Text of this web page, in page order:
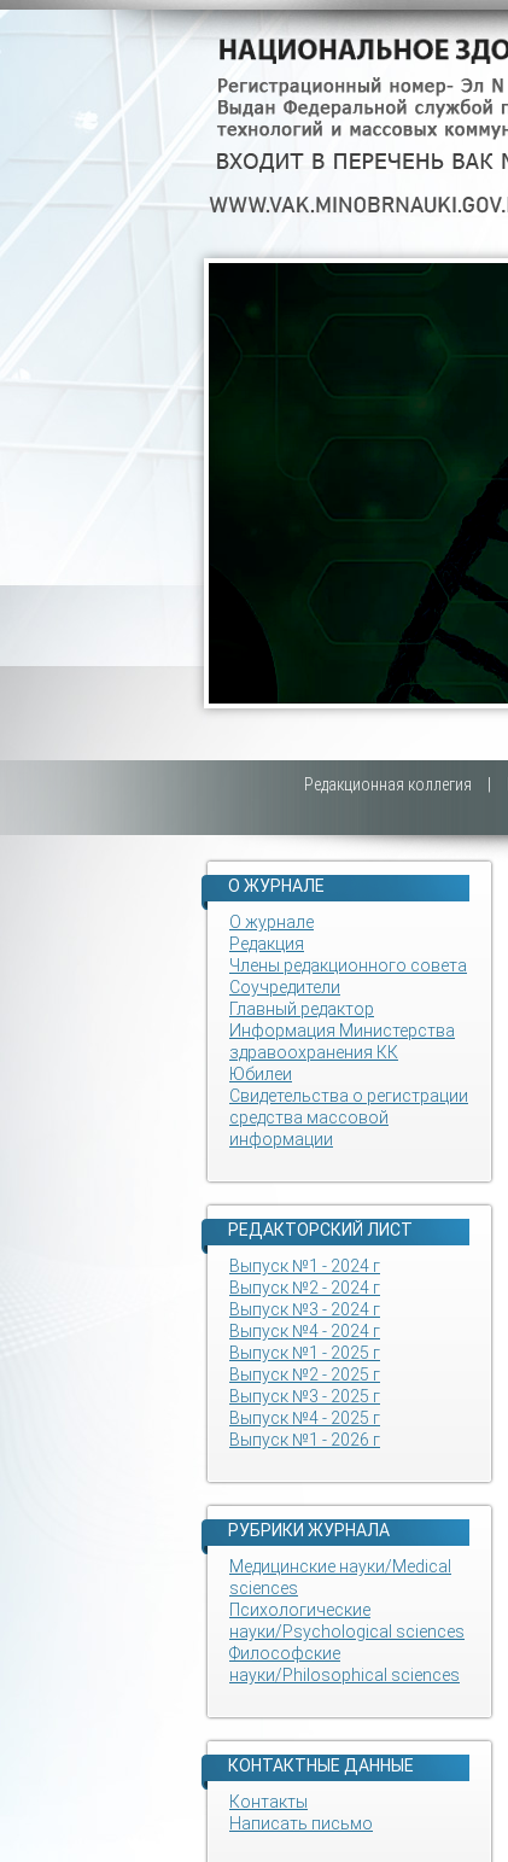
Редакционная коллегия
О ЖУРНАЛЕ
О журнале
Редакция
Члены редакционного совета
Соучредители
Главный редактор
Информация Министерства
здравоохранения КК
Юбилеи
Свидетельства о регистрации
средства массовой
информации
РЕДАКТОРСКИЙ ЛИСТ
Выпуск №1 - 2024 г
Выпуск №2 - 2024 г
Выпуск №3 - 2024 г
Выпуск №4 - 2024 г
Выпуск №1 - 2025 г
Выпуск №2 - 2025 г
Выпуск №3 - 2025 г
Выпуск №4 - 2025 г
Выпуск №1 - 2026 г
РУБРИКИ ЖУРНАЛА
Медицинские науки/Medical
sciences
Психологические
науки/Psychological sciences
Философские
науки/Philosophical sciences
КОНТАКТНЫЕ ДАННЫЕ
Контакты
Написать письмо